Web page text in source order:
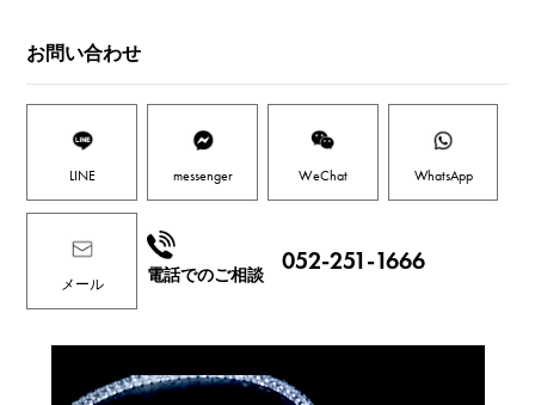
お問い合わせ
LINE messenger WeChat WhatsApp
メール 電話でのご相談
052-251-1666